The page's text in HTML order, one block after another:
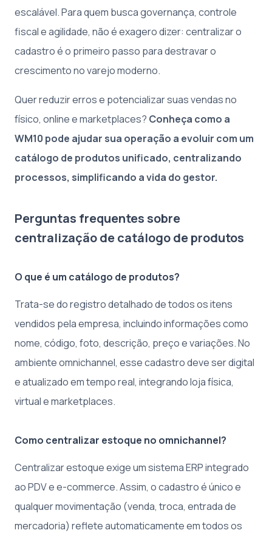
escalável. Para quem busca governança, controle
fiscal e agilidade, não é exagero dizer: centralizar o
cadastro é o primeiro passo para destravar o
crescimento no varejo moderno.
Quer reduzir erros e potencializar suas vendas no
físico, online e marketplaces? Conheça como a
WM10 pode ajudar sua operação a evoluir com um
catálogo de produtos unificado, centralizando
processos, simplificando a vida do gestor.
Perguntas frequentes sobre
centralização de catálogo de produtos
O que é um catálogo de produtos?
Trata-se do registro detalhado de todos os itens
vendidos pela empresa, incluindo informações como
nome, código, foto, descrição, preço e variações. No
ambiente omnichannel, esse cadastro deve ser digital
e atualizado em tempo real, integrando loja física,
virtual e marketplaces.
Como centralizar estoque no omnichannel?
Centralizar estoque exige um sistema ERP integrado
ao PDV e e-commerce. Assim, o cadastro é único e
qualquer movimentação (venda, troca, entrada de
mercadoria) reflete automaticamente em todos os